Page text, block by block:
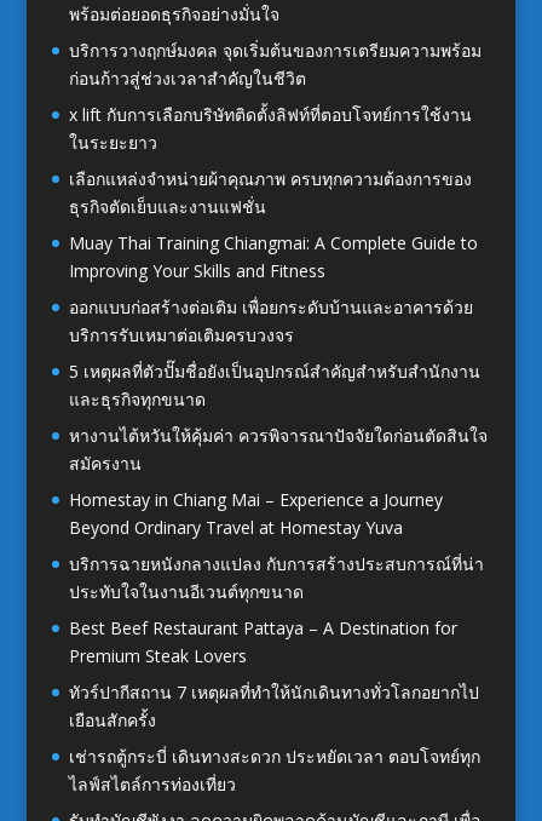
พร้อมต่อยอดธุรกิจอย่างมั่นใจ
บริการวางฤกษ์มงคล จุดเริ่มต้นของการเตรียมความพร้อม
ก่อนก้าวสู่ช่วงเวลาสำคัญในชีวิต
x lift กับการเลือกบริษัทติดตั้งลิฟท์ที่ตอบโจทย์การใช้งาน
ในระยะยาว
เลือกแหล่งจำหน่ายผ้าคุณภาพ ครบทุกความต้องการของ
ธุรกิจตัดเย็บและงานแฟชั่น
Muay Thai Training Chiangmai: A Complete Guide to
Improving Your Skills and Fitness
ออกแบบก่อสร้างต่อเติม เพื่อยกระดับบ้านและอาคารด้วย
บริการรับเหมาต่อเติมครบวงจร
5 เหตุผลที่ตัวปั๊มชื่อยังเป็นอุปกรณ์สำคัญสำหรับสำนักงาน
และธุรกิจทุกขนาด
หางานไต้หวันให้คุ้มค่า ควรพิจารณาปัจจัยใดก่อนตัดสินใจ
สมัครงาน
Homestay in Chiang Mai – Experience a Journey
Beyond Ordinary Travel at Homestay Yuva
บริการฉายหนังกลางแปลง กับการสร้างประสบการณ์ที่น่า
ประทับใจในงานอีเวนต์ทุกขนาด
Best Beef Restaurant Pattaya – A Destination for
Premium Steak Lovers
ทัวร์ปากีสถาน 7 เหตุผลที่ทำให้นักเดินทางทั่วโลกอยากไป
เยือนสักครั้ง
เช่ารถตู้กระบี่ เดินทางสะดวก ประหยัดเวลา ตอบโจทย์ทุก
ไลฟ์สไตล์การท่องเที่ยว